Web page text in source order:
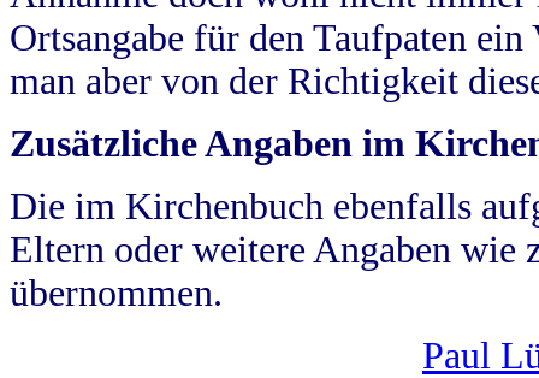
Ortsangabe für den Taufpaten
man aber von der Richtigkeit
Zusätzliche Angaben im
Die im Kirchenbuch ebenfalls
Eltern oder weitere Angaben wie
übernommen.
Paul